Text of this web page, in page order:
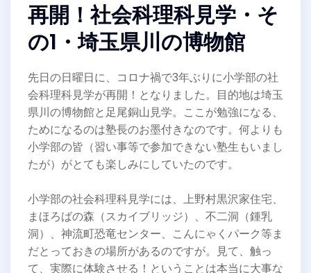
再開！社会科理科見学・そ
の1・埼玉県川の博物館
先日の日曜日に、コロナ禍で3年ぶりに小学部の社
会科理科見学が再開！となりました。目的地は埼玉
県川の博物館と足尾銅山見学。ここが勉強になる、
ためになるのは塾長のお墨付きなのです。何よりも
小学部の皆（習い事等で参加できない塾生もいまし
たが）がとても楽しみにしていたのです。
小学部の社会科理科見学には、上野村黒沢家住宅、
まほろばの森（スカイブリッジ）、不二洞（鍾乳
洞）、神流町恐竜センター、こんにゃくパーク等ま
だとっておきの場所があるのですが。見て、触っ
て、実際に体験させる！ということは本当に大事な